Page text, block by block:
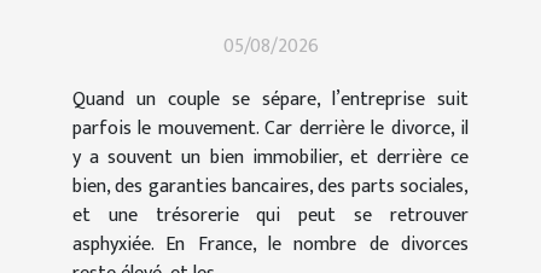
05/08/2026
Quand un couple se sépare, l’entreprise suit
parfois le mouvement. Car derrière le divorce, il
y a souvent un bien immobilier, et derrière ce
bien, des garanties bancaires, des parts sociales,
et une trésorerie qui peut se retrouver
asphyxiée. En France, le nombre de divorces